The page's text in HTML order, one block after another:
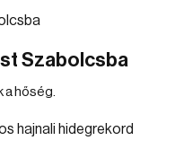
Szabolcsba
hőség.